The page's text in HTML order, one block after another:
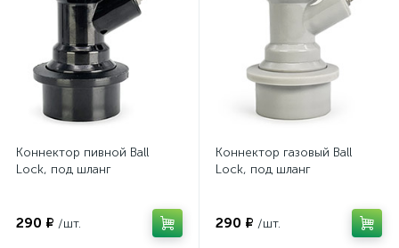
Коннектор пивной Ball
Lock, под шланг
290 ₽ /шт.
Коннектор газовый Ball
Lock, под шланг
290 ₽ /шт.